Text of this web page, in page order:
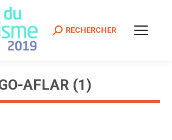
Search:
RECHERCHER
AFLAR (1)
Vous êtes ici :